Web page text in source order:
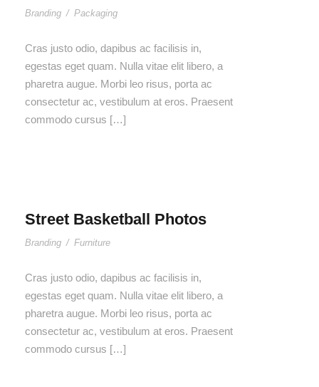
Branding / Packaging
Cras justo odio, dapibus ac facilisis in,
egestas eget quam. Nulla vitae elit libero, a
pharetra augue. Morbi leo risus, porta ac
consectetur ac, vestibulum at eros. Praesent
commodo cursus […]
Street Basketball Photos
Branding / Furniture
Cras justo odio, dapibus ac facilisis in,
egestas eget quam. Nulla vitae elit libero, a
pharetra augue. Morbi leo risus, porta ac
consectetur ac, vestibulum at eros. Praesent
commodo cursus […]